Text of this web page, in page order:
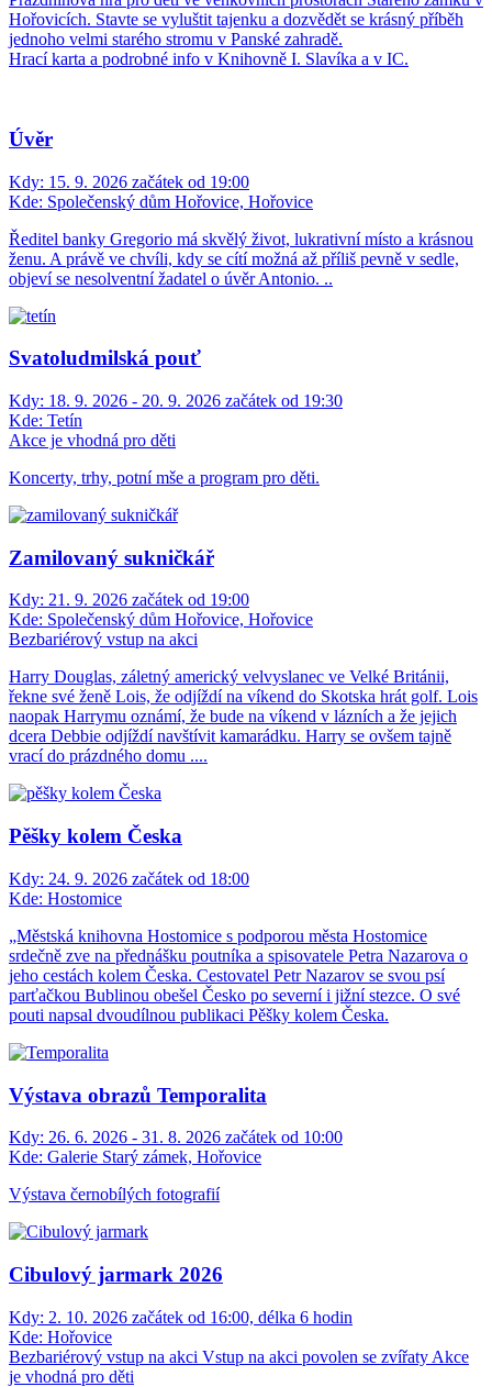
Hořovicích. Stavte se vyluštit tajenku a dozvědět se krásný příběh
jednoho velmi starého stromu v Panské zahradě.
Hrací karta a podrobné info v Knihovně I. Slavíka a v IC.
Úvěr
Kdy: 15. 9. 2026 začátek od 19:00
Kde: Společenský dům Hořovice, Hořovice
Ředitel banky Gregorio má skvělý život, lukrativní místo a krásnou
ženu. A právě ve chvíli, kdy se cítí možná až příliš pevně v sedle,
objeví se nesolventní žadatel o úvěr Antonio. ..
Svatoludmilská pouť
Kdy: 18. 9. 2026 - 20. 9. 2026 začátek od 19:30
Kde: Tetín
Akce je vhodná pro děti
Koncerty, trhy, potní mše a program pro děti.
Zamilovaný sukničkář
Kdy: 21. 9. 2026 začátek od 19:00
Kde: Společenský dům Hořovice, Hořovice
Bezbariérový vstup na akci
Harry Douglas, záletný americký velvyslanec ve Velké Británii,
řekne své ženě Lois, že odjíždí na víkend do Skotska hrát golf. Lois
naopak Harrymu oznámí, že bude na víkend v lázních a že jejich
dcera Debbie odjíždí navštívit kamarádku. Harry se ovšem tajně
vrací do prázdného domu ....
Pěšky kolem Česka
Kdy: 24. 9. 2026 začátek od 18:00
Kde: Hostomice
„Městská knihovna Hostomice s podporou města Hostomice
srdečně zve na přednášku poutníka a spisovatele Petra Nazarova o
jeho cestách kolem Česka. Cestovatel Petr Nazarov se svou psí
parťačkou Bublinou obešel Česko po severní i jižní stezce. O své
pouti napsal dvoudílnou publikaci Pěšky kolem Česka.
Výstava obrazů Temporalita
Kdy: 26. 6. 2026 - 31. 8. 2026 začátek od 10:00
Kde: Galerie Starý zámek, Hořovice
Výstava černobílých fotografií
Cibulový jarmark 2026
Kdy: 2. 10. 2026 začátek od 16:00, délka 6 hodin
Kde: Hořovice
Bezbariérový vstup na akci Vstup na akci povolen se zvířaty Akce
je vhodná pro děti